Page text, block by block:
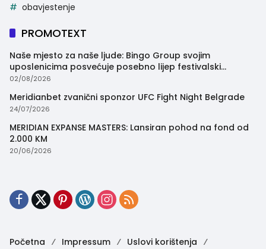
obavjestenje
PROMOTEXT
Naše mjesto za naše ljude: Bingo Group svojim
uposlenicima posvećuje posebno lijep festivalski
trenutak
02/08/2026
Meridianbet zvanični sponzor UFC Fight Night Belgrade
24/07/2026
MERIDIAN EXPANSE MASTERS: Lansiran pohod na fond od
2.000 KM
20/06/2026
Početna Impressum Uslovi korištenja